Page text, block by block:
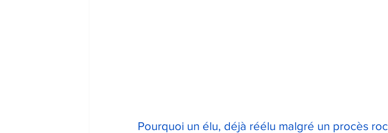
Pourquoi un élu, déjà réélu malgré un procès